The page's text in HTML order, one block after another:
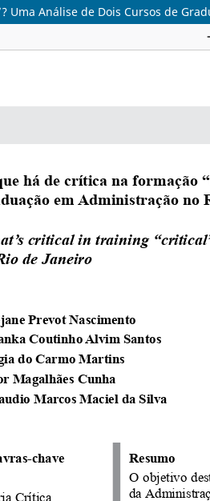
Uma Análise de Dois Cursos de